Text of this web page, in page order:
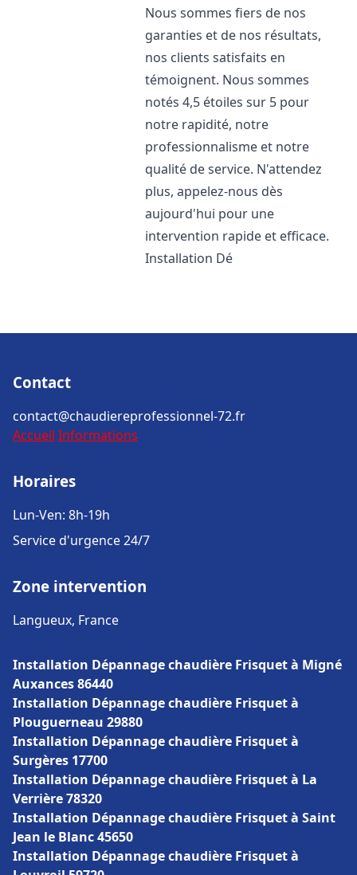
Nous sommes fiers de nos
garanties et de nos résultats,
nos clients satisfaits en
témoignent. Nous sommes
notés 4,5 étoiles sur 5 pour
notre rapidité, notre
professionnalisme et notre
qualité de service. N'attendez
plus, appelez-nous dès
aujourd'hui pour une
intervention rapide et efficace.
Installation Dé
Contact
contact@chaudiereprofessionnel-72.fr
Accueil Informations
Horaires
Lun-Ven: 8h-19h
Service d'urgence 24/7
Zone intervention
Langueux, France
Installation Dépannage chaudière Frisquet à Migné
Auxances 86440
Installation Dépannage chaudière Frisquet à
Plouguerneau 29880
Installation Dépannage chaudière Frisquet à
Surgères 17700
Installation Dépannage chaudière Frisquet à La
Verrière 78320
Installation Dépannage chaudière Frisquet à Saint
Jean le Blanc 45650
Installation Dépannage chaudière Frisquet à